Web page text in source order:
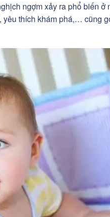
ngợm xảy ra phổ biến ở
thích khám phá,… cũng